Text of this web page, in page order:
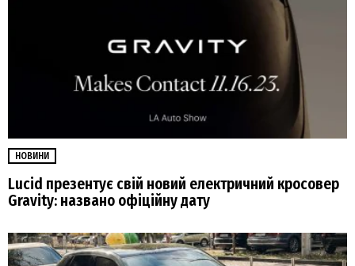
НОВИНИ
Lucid презентує свій новий електричний кросовер
Gravity: названо офіційну дату